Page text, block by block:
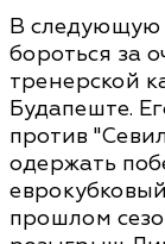
В следующую
бороться за
тренерской
Будапеште.
против
одержать
прошлом